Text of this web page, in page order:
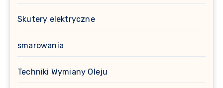
Skutery elektryczne
smarowania
Techniki Wymiany Oleju